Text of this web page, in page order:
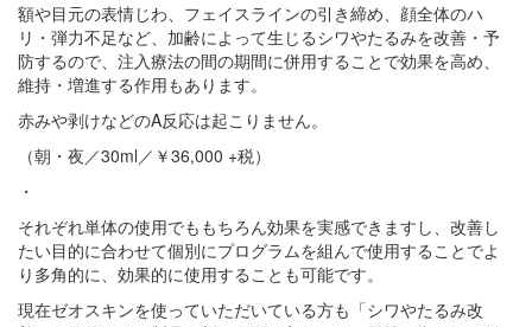
額や目元の表情じわ、フェイスラインの引き締め、顔全体のハ
リ・弾力不足など、加齢によって生じるシワやたるみを改善・予
防するので、注入療法の間の期間に併用することで効果を高め、
維持・増進する作用もあります。
赤みや剥けなどのA反応は起こりません。
（朝・夜／30ml／￥36,000 +税）
・
それぞれ単体の使用でももちろん効果を実感できますし、改善し
たい目的に合わせて個別にプログラムを組んで使用することでよ
り多角的に、効果的に使用することも可能です。
現在ゼオスキンを使っていただいている方も「シワやたるみ改